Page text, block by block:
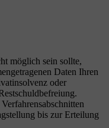
möglich sein sollte,
Daten Ihren
oder
bis zur Erteilung